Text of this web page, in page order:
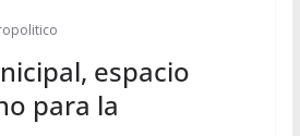
espacio
para la